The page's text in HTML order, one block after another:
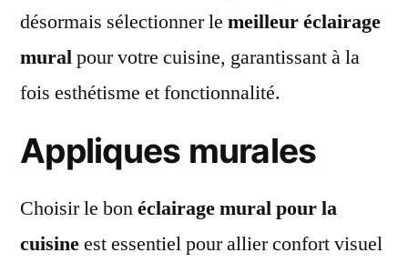
désormais sélectionner le meilleur éclairage
muralpour votre cuisine, garantissant à la
fois esthétisme et fonctionnalité.
Appliques murales
Choisir le bonéclairage mural pour la
cuisineest essentiel pour allier confort visuel